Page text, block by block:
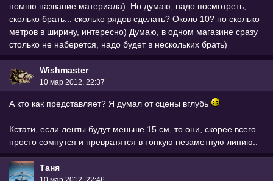
помню название материала). Но думаю, надо посмотреть,
сколько брать... сколько рядов сделать? Около 10? по сколько
метров в ширину, интересно) Думаю, в одном магазине сразу
столько не наберется, надо будет в нескольких брать)
Wishmaster
10 мар 2012, 22:37
А кто как представляет? Я думал от сцены вглубь
Кстати, если ленты будут меньше 15 см, то они, скорее всего
просто сомнутся и превратятся в тонкую незаметную линию..
Таня